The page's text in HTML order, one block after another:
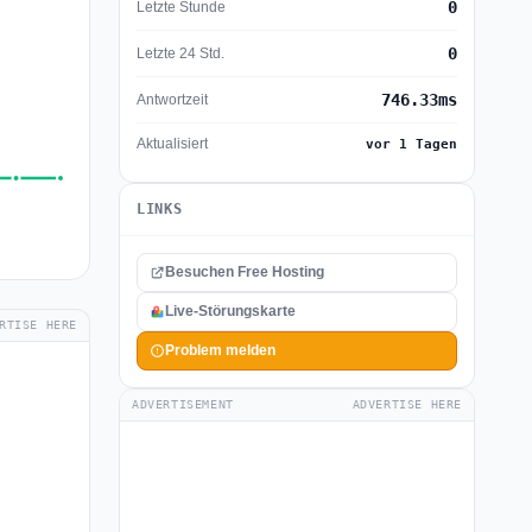
HERE
Letzte Stunde 0
Letzte 24 Std. 0
Antwortzeit 746.33ms
Aktualisiert vor 1 Tagen
LINKS
Besuchen Free Hosting
Live-Störungskarte
Problem melden
ADVERTISEMENT ADVERTISE HERE